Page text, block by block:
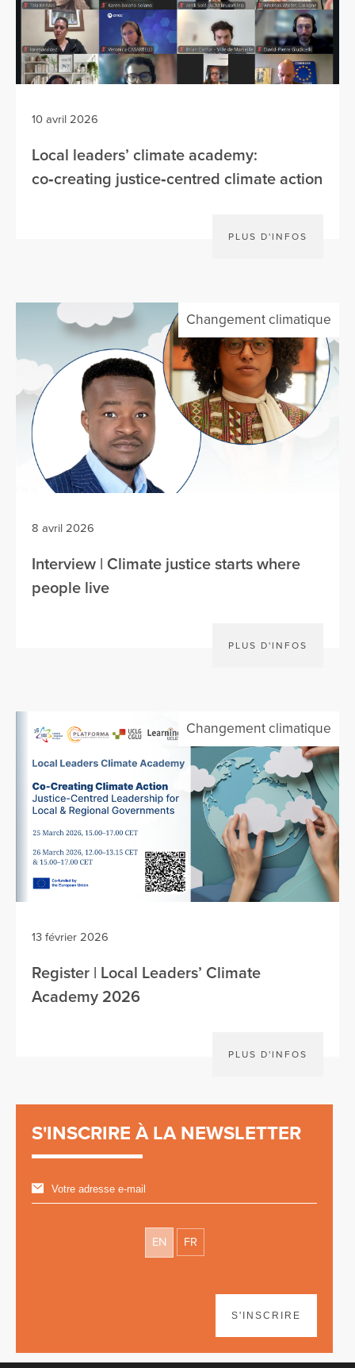
10 avril 2026
Local leaders’ climate academy:
co‑creating justice‑centred climate action
PLUS D'INFOS
Changement climatique
8 avril 2026
Interview | Climate justice starts where
people live
PLUS D'INFOS
Changement climatique
13 février 2026
Register | Local Leaders’ Climate
Academy 2026
PLUS D'INFOS
S'INSCRIRE À LA NEWSLETTER
EN FR
S'INSCRIRE